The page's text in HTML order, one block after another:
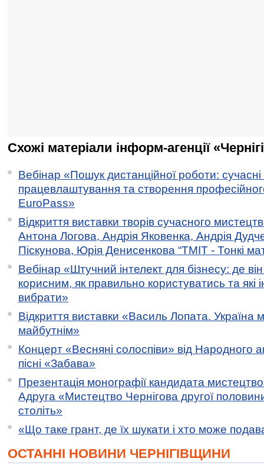
Схожі матеріали інформ-агенції
Вебінар «Пошук дистанційної роботи:
працевлаштування та створення
EuroPass»
Відкриття виставки творів сучасного
Антона Логова, Андрія Яковенка, Андрія
Піскунова, Юрія Денисенкова “ТМІТ - Тонкі
Вебінар «Штучний інтелект для бізнесу: де
корисним, як правильно користуватись та які
вибрати»
Відкриття виставки «Василь Лопата. Україна
майбутнім»
Концерт «Весняні солоспіви» від Народного
пісні «Забава»
Презентація монографії кандидата
Адруга «Мистецтво Чернігова другої
століть»
«Що таке грант, де їх шукати і хто може
ОСТАННІ НОВИНИ ЧЕРНІГІВЩИНИ